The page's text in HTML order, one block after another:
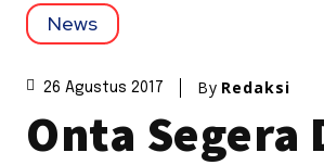
News
26 Agustus 2017 By Redaksi
Onta